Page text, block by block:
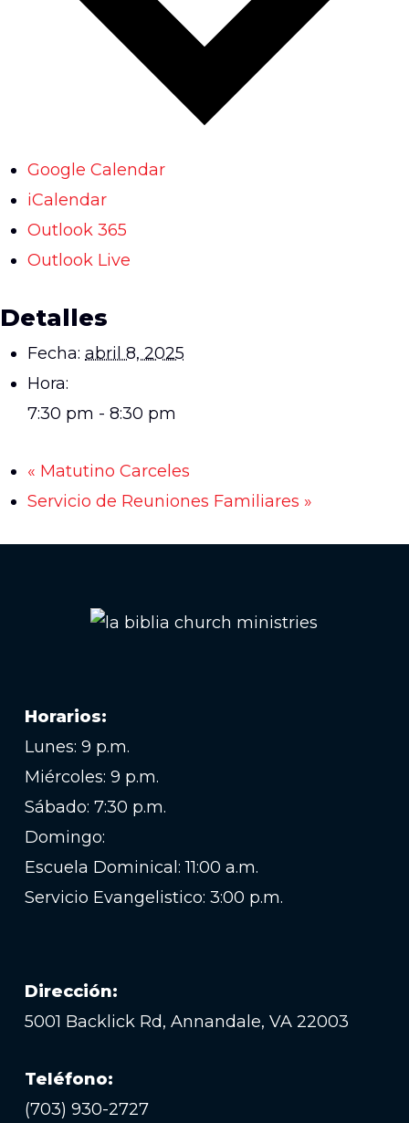
Google Calendar
iCalendar
Outlook 365
Outlook Live
Detalles
Fecha: abril 8, 2025
Hora:
7:30 pm - 8:30 pm
« Matutino Carceles
Servicio de Reuniones Familiares »
Horarios:
Lunes: 9 p.m.
Miércoles: 9 p.m.
Sábado: 7:30 p.m.
Domingo:
Escuela Dominical: 11:00 a.m.
Servicio Evangelistico: 3:00 p.m.
Dirección:
5001 Backlick Rd, Annandale, VA 22003
Teléfono:
(703) 930-2727